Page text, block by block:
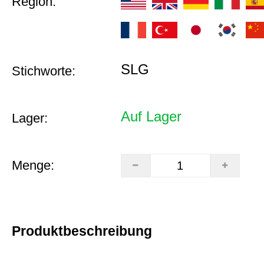
Stichworte: SLG
Lager: Auf Lager
Menge:
Produktbeschreibung